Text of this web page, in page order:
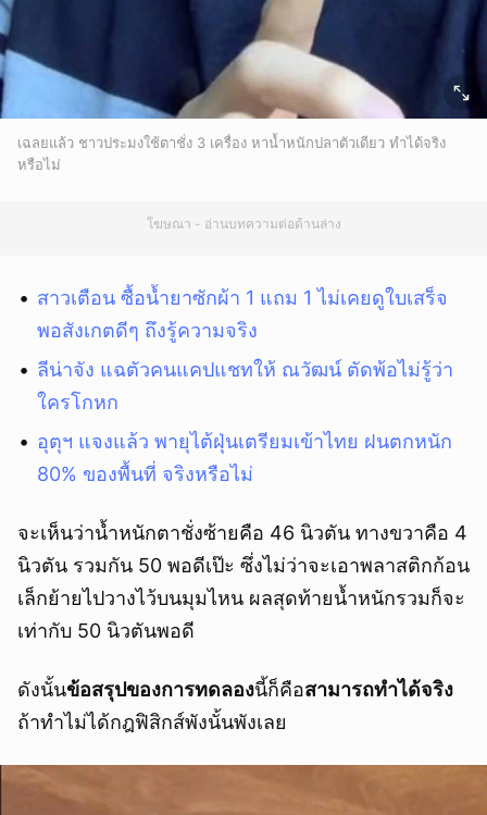
เฉลยแล้ว ชาวประมงใช้ตาชั่ง 3 เครื่อง หาน้ำหนักปลาตัวเดียว ทำได้จริง
หรือไม่
โฆษณา - อ่านบทความต่อด้านล่าง
สาวเตือน ซื้อน้ำยาซักผ้า 1 แถม 1 ไม่เคยดูใบเสร็จ
พอสังเกตดีๆ ถึงรู้ความจริง
ลีน่าจัง แฉตัวคนแคปแชทให้ ณวัฒน์ ตัดพ้อไม่รู้ว่า
ใครโกหก
อุตุฯ แจงแล้ว พายุไต้ฝุ่นเตรียมเข้าไทย ฝนตกหนัก
80% ของพื้นที่ จริงหรือไม่
จะเห็นว่าน้ำหนักตาชั่งซ้ายคือ 46 นิวตัน ทางขวาคือ 4
นิวตัน รวมกัน 50 พอดีเป๊ะ ซึ่งไม่ว่าจะเอาพลาสติกก้อน
เล็กย้ายไปวางไว้บนมุมไหน ผลสุดท้ายน้ำหนักรวมก็จะ
เท่ากับ 50 นิวตันพอดี
ดังนั้นข้อสรุปของการทดลองนี้ก็คือสามารถทำได้จริง
ถ้าทำไม่ได้กฎฟิสิกส์พังนั้นพังเลย